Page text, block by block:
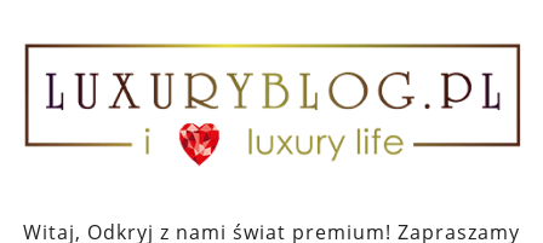
Witaj, Odkryj z nami świat premium! Zapraszamy